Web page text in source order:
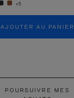
+5
AJOUTER AU PANIER
POURSUIVRE MES